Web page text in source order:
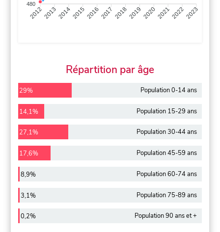
480
201220132014201520162017 20182019 2020202120222023
Répartition par âge
29% Population 0-14 ans
14,1% Population 15-29 ans
27,1% Population 30-44 ans
17,6% Population 45-59 ans
8,9% Population 60-74 ans
3,1% Population 75-89 ans
0,2% Population 90 ans et +